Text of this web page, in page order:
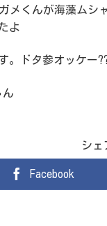
メくんが海藻ムシ
よ
。ドタ参オッケー
ん
シェ
Facebook